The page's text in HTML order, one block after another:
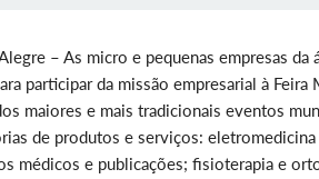
– As micro e pequenas empresas da
participar da missão empresarial à
maiores e mais tradicionais eventos
de produtos e serviços:
médicos e publicações; fisioterapia e